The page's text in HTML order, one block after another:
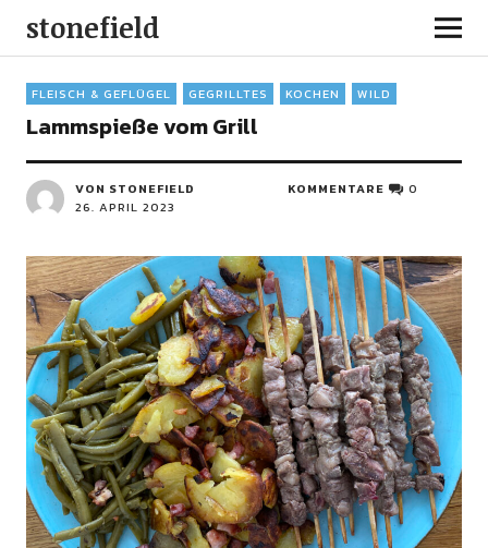
stonefield
FLEISCH & GEFLÜGEL GEGRILLTES KOCHEN WILD
Lammspieße vom Grill
VON STONEFIELD
26. APRIL 2023
KOMMENTARE 0